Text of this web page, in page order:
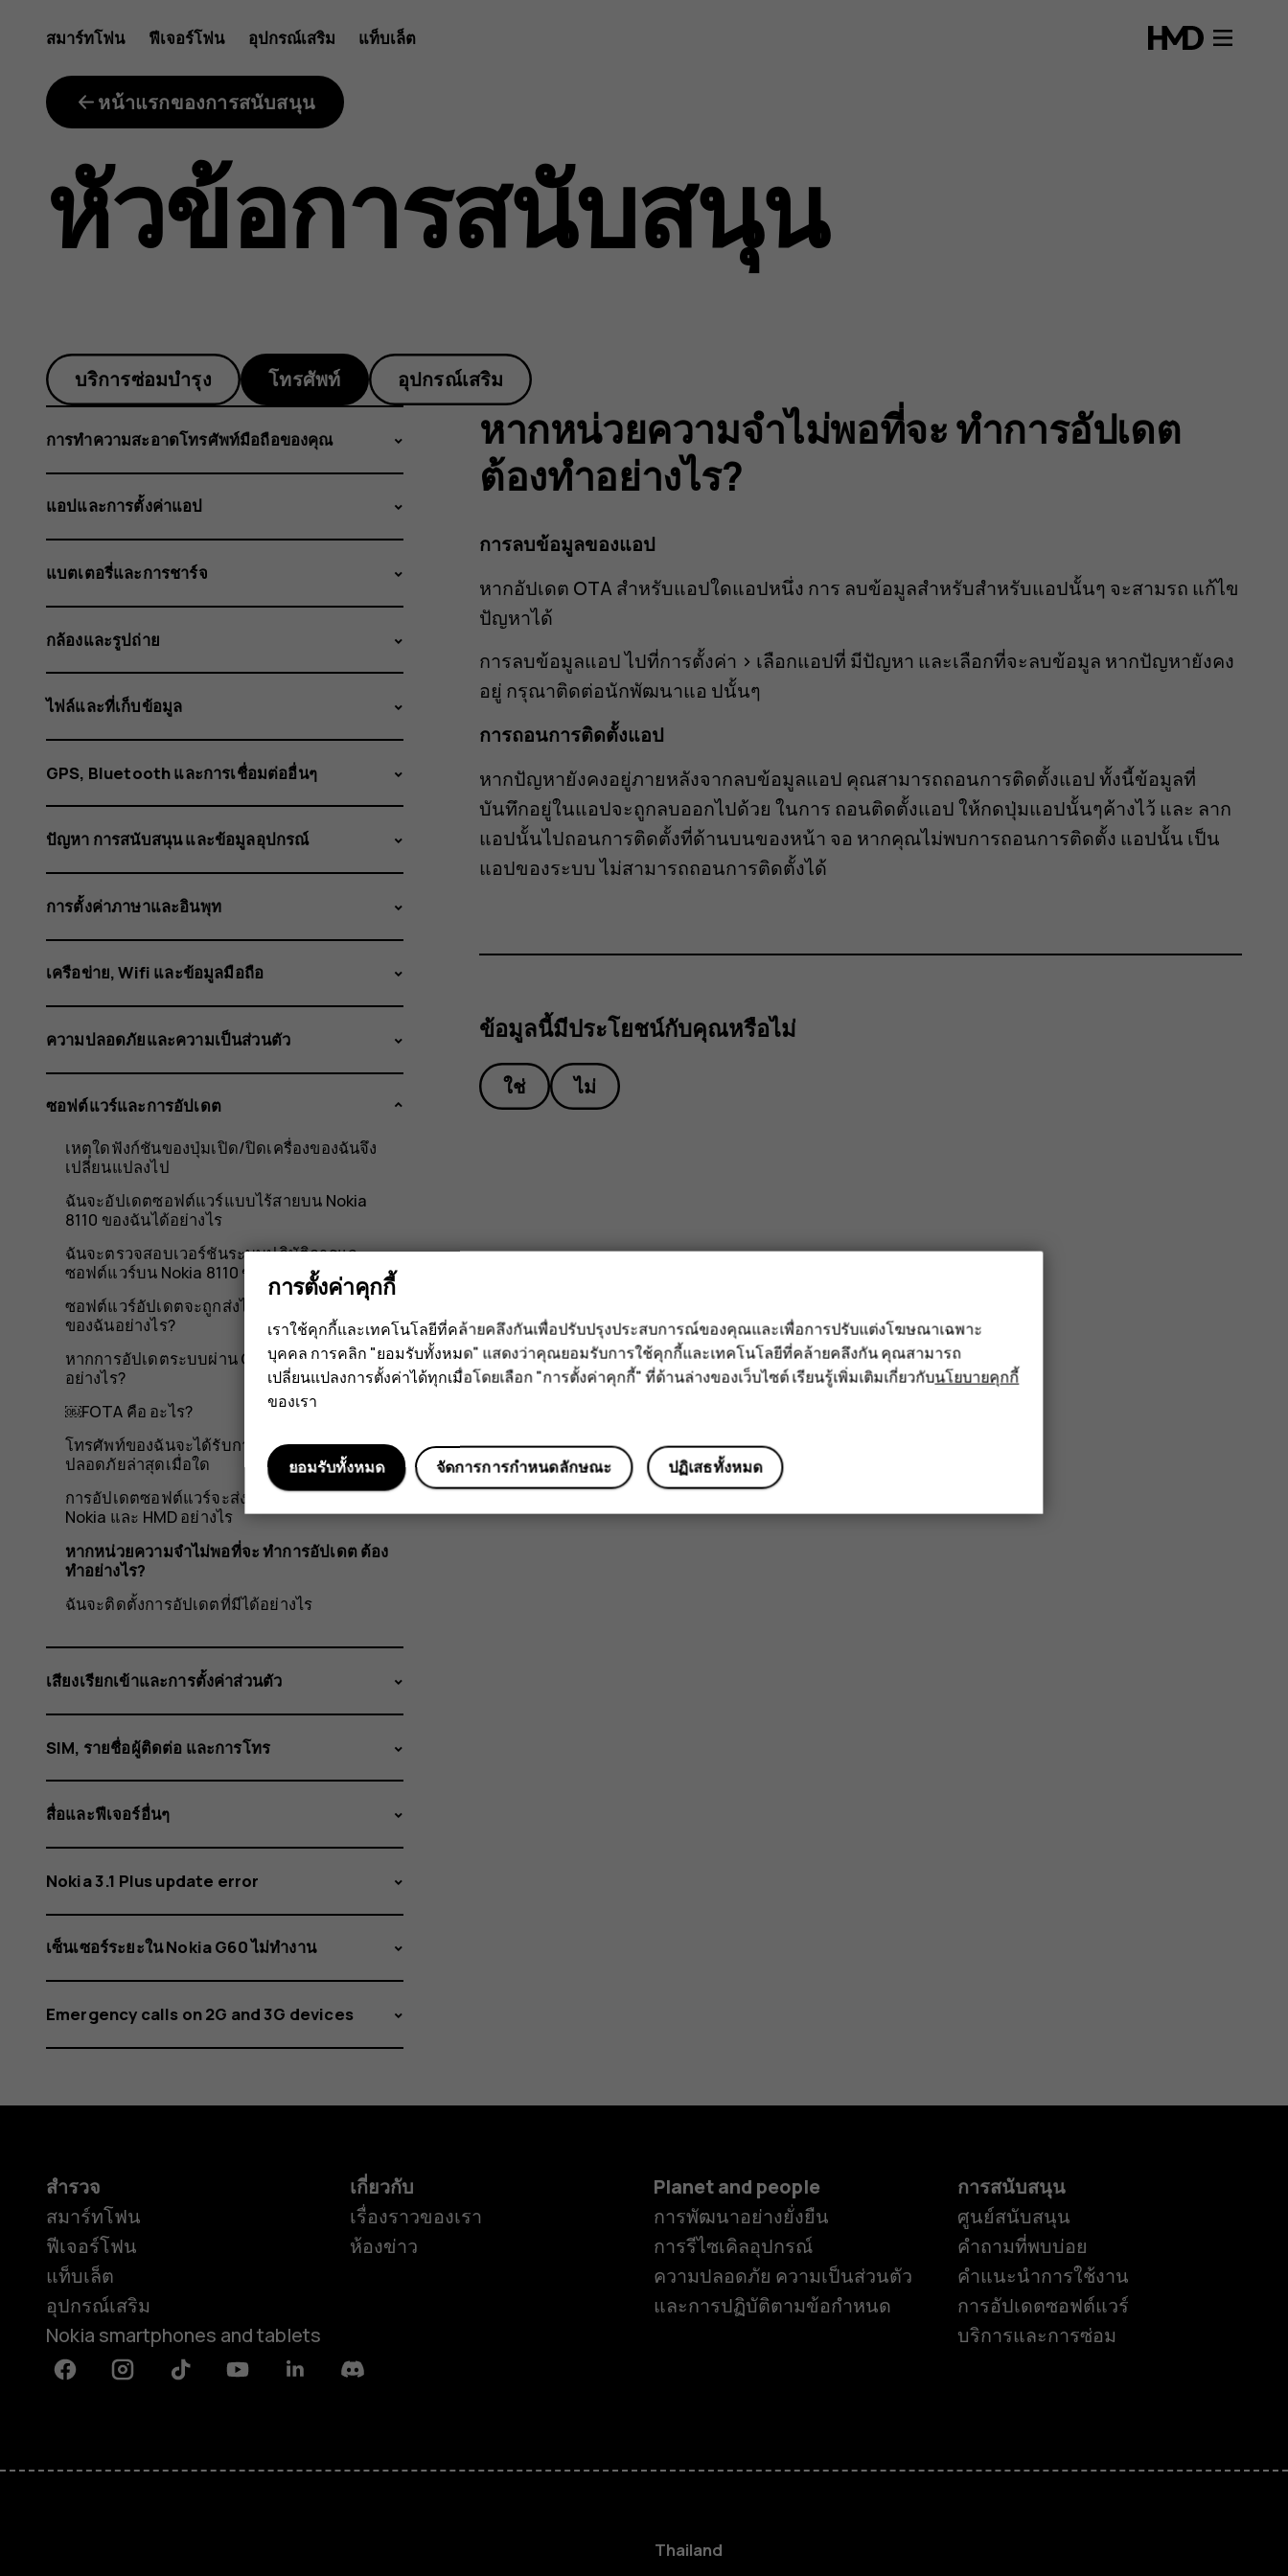
หาก
หน่วย
ความ
จำ
ไม่
พอที่
จะ
ทำการ
อัปเดต
ต้อง
ทำ
อย่างไร?
สมาร์ทโฟน ฟีเจอร์โฟน อุปกรณ์เสริม แท็บเล็ต
สมาร์ทโฟน
ฟีเจอร์โฟน
หน้าแรกของการสนับสนุน
หัวข้อการสนับสนุน
บริการซ่อมบำรุง โทรศัพท์ อุปกรณ์เสริม
การทำความสะอาดโทรศัพท์มือถือของคุณ
แอปและการตั้งค่าแอป
แบตเตอรี่และการชาร์จ
กล้องและรูปถ่าย
ไฟล์และที่เก็บข้อมูล
GPS, Bluetooth และการเชื่อมต่ออื่นๆ
ปัญหา การสนับสนุน และข้อมูลอุปกรณ์
การตั้งค่าภาษาและอินพุท
เครือข่าย, Wifi และข้อมูลมือถือ
ความปลอดภัยและความเป็นส่วนตัว
ซอฟต์แวร์และการอัปเดต
เหตุใดฟังก์ชันของปุ่มเปิด/ปิดเครื่องของฉันจึง
เปลี่ยนแปลงไป
ฉันจะอัปเดตซอฟต์แวร์แบบไร้สายบน Nokia
8110 ของฉันได้อย่างไร
ฉันจะตรวจสอบเวอร์ชันระบบปฏิบัติการและ
ซอฟต์แวร์บน Nokia 8110 ของฉันได้อย่างไร
ซอฟต์แวร์อัปเดตจะถูกส่งไปยังสมาร์ทโฟน Nokia
ของฉันอย่างไร?
หากการอัปเดตระบบผ่าน OTA ไม่สำเร็จ ต้องทำ
อย่างไร?
￼FOTA คือ อะไร?
โทรศัพท์ของฉันจะได้รับการอัปเดตแพตช์ความ
ปลอดภัยล่าสุดเมื่อใด
การอัปเดตซอฟต์แวร์จะส่งไปยังสมาร์ทโฟน
Nokia และ HMD อย่างไร
หากหน่วยความจำไม่พอที่จะ ทำการอัปเดต ต้อง
ทำอย่างไร?
ฉันจะติดตั้งการอัปเดตที่มีได้อย่างไร
เสียงเรียกเข้าและการตั้งค่าส่วนตัว
SIM, รายชื่อผู้ติดต่อ และการโทร
สื่อและฟีเจอร์อื่นๆ
Nokia 3.1 Plus update error
เซ็นเซอร์ระยะใน Nokia G60 ไม่ทำงาน
Emergency calls on 2G and 3G devices
หากหน่วยความจำไม่พอที่จะ ทำการอัปเดต
ต้องทำอย่างไร?
การลบข้อมูลของแอป
หากอัปเดต OTA สำหรับแอปใดแอปหนึ่ง การ ลบข้อมูลสำหรับสำหรับแอปนั้นๆ จะสามรถ แก้ไข
ปัญหาได้
การลบข้อมูลแอป ไปที่การตั้งค่า > เลือกแอปที่ มีปัญหา และเลือกที่จะลบข้อมูล หากปัญหายังคง
อยู่ กรุณาติดต่อนักพัฒนาแอ ปนั้นๆ
การถอนการติดตั้งแอป
หากปัญหายังคงอยู่ภายหลังจากลบข้อมูลแอป คุณสามารถถอนการติดตั้งแอป ทั้งนี้ข้อมูลที่
บันทึกอยู่ในแอปจะถูกลบออกไปด้วย ในการ ถอนติดตั้งแอป ให้กดปุ่มแอปนั้นๆค้างไว้ และ ลาก
แอปนั้นไปถอนการติดตั้งที่ด้านบนของหน้า จอ หากคุณไม่พบการถอนการติดตั้ง แอปนั้น เป็น
แอปของระบบ ไม่สามารถถอนการติดตั้งได้
ข้อมูลนี้มีประโยชน์กับคุณหรือไม่
ใช่ ไม่
สำรวจ
สมาร์ทโฟน
ฟีเจอร์โฟน
แท็บเล็ต
อุปกรณ์เสริม
Nokia smartphones and tablets
เกี่ยวกับ
เรื่องราวของเรา
ห้องข่าว
Planet and people
การพัฒนาอย่างยั่งยืน
การรีไซเคิลอุปกรณ์
ความปลอดภัย ความเป็นส่วนตัว
และการปฏิบัติตามข้อกำหนด
การสนับสนุน
ศูนย์สนับสนุน
คำถามที่พบบ่อย
คำแนะนำการใช้งาน
การอัปเดตซอฟต์แวร์
บริการและการซ่อม
FacebookInstagramTiktok YoutubeLinkedinDiscord
Thailand
การตั้งค่าคุกกี้
เราใช้คุกกี้และเทคโนโลยีที่คล้ายคลึงกันเพื่อปรับปรุงประสบการณ์ของคุณและเพื่อการปรับแต่งโฆษณาเฉพาะ
บุคคล การคลิก "ยอมรับทั้งหมด" แสดงว่าคุณยอมรับการใช้คุกกี้และเทคโนโลยีที่คล้ายคลึงกัน คุณสามารถ
เปลี่ยนแปลงการตั้งค่าได้ทุกเมื่อโดยเลือก "การตั้งค่าคุกกี้" ที่ด้านล่างของเว็บไซต์ เรียนรู้เพิ่มเติมเกี่ยวกับนโยบายคุกกี้
ของเรา
ปฏิเสธทั้งหมด
จัดการการกำหนดลักษณะ
ยอมรับทั้งหมด